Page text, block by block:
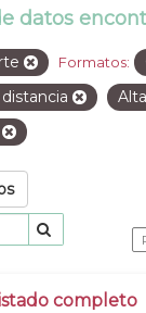
datos
Formatos:
completo